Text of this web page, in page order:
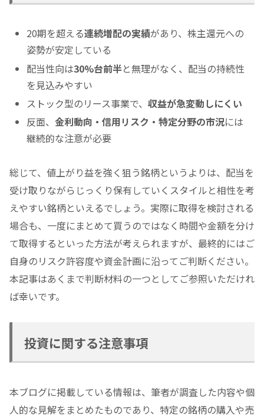
20期を超える連続増配の実績があり、株主還元への
姿勢が安定している
配当性向は30%台前半と無理がなく、配当の持続性
を見込みやすい
ストック型のリース事業で、収益が急変動しにくい
反面、金利動向・信用リスク・特定分野の市況には
継続的な注意が必要
総じて、値上がり益を強く狙う銘柄というよりは、配当を
受け取りながらじっくり保有していくスタイルと相性を考
えやすい銘柄といえるでしょう。実際に取得を検討される
場合も、一度にまとめて買うのではなく時間や金額を分け
て取得するといった方法が考えられますが、最終的にはご
自身のリスク許容度や資金計画に沿ってご判断ください。
本記事はあくまで判断材料の一つとしてご参照いただけれ
ば幸いです。
投資に関する注意事項
本ブログに掲載している情報は、筆者が調査した内容や個
人的な見解をまとめたものであり、特定の銘柄の購入や売